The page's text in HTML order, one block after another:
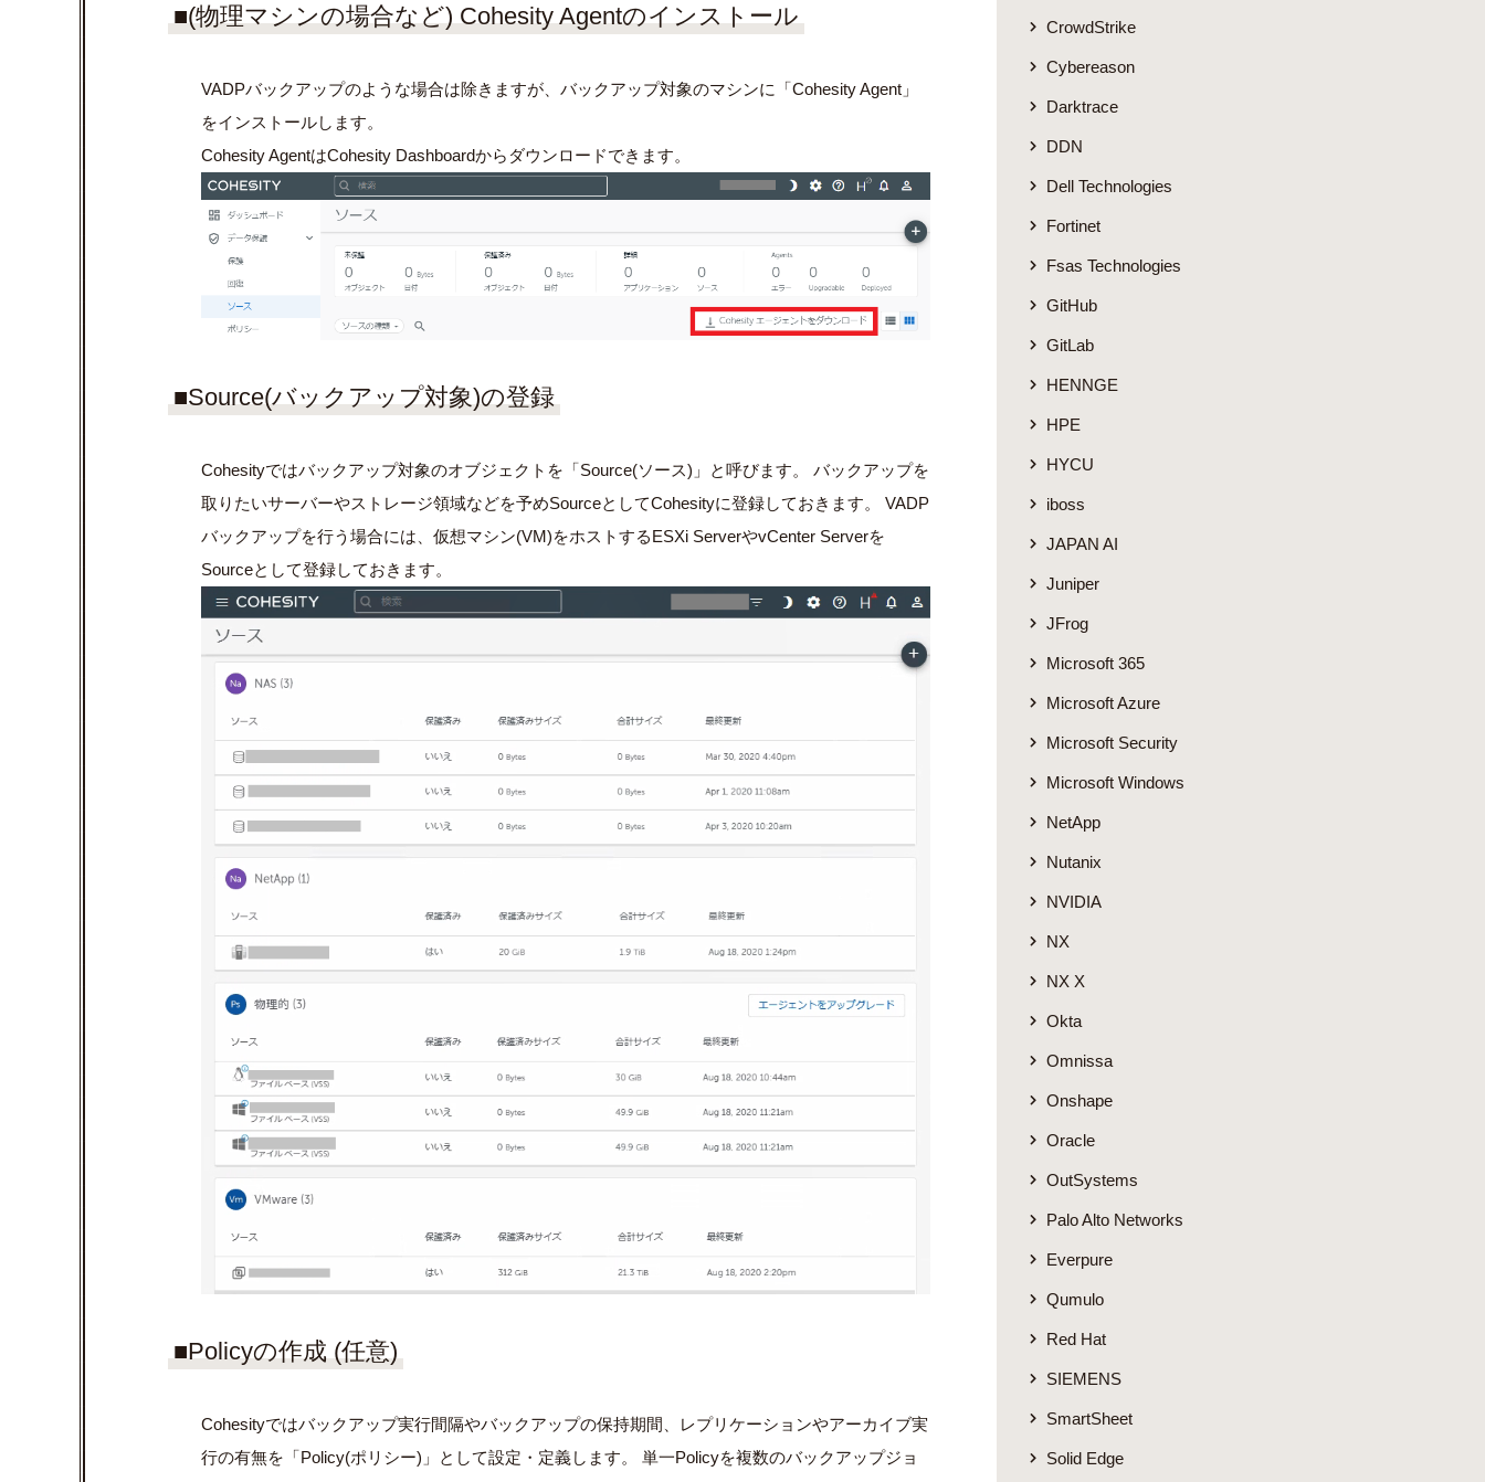
■(物理マシンの場合など) Cohesity Agentのインストール
VADPバックアップのような場合は除きますが、バックアップ対象のマシンに「Cohesity Agent」
をインストールします。
Cohesity AgentはCohesity Dashboardからダウンロードできます。
■Source(バックアップ対象)の登録
Cohesityではバックアップ対象のオブジェクトを「Source(ソース)」と呼びます。 バックアップを
取りたいサーバーやストレージ領域などを予めSourceとしてCohesityに登録しておきます。 VADP
バックアップを行う場合には、仮想マシン(VM)をホストするESXi ServerやvCenter Serverを
Sourceとして登録しておきます。
■Policyの作成 (任意)
Cohesityではバックアップ実行間隔やバックアップの保持期間、レプリケーションやアーカイブ実
行の有無を「Policy(ポリシー)」として設定・定義します。 単一Policyを複数のバックアップジョ
CrowdStrike
Cybereason
Darktrace
DDN
Dell Technologies
Fortinet
Fsas Technologies
GitHub
GitLab
HENNGE
HPE
HYCU
iboss
JAPAN AI
Juniper
JFrog
Microsoft 365
Microsoft Azure
Microsoft Security
Microsoft Windows
NetApp
Nutanix
NVIDIA
NX
NX X
Okta
Omnissa
Onshape
Oracle
OutSystems
Palo Alto Networks
Everpure
Qumulo
Red Hat
SIEMENS
SmartSheet
Solid Edge